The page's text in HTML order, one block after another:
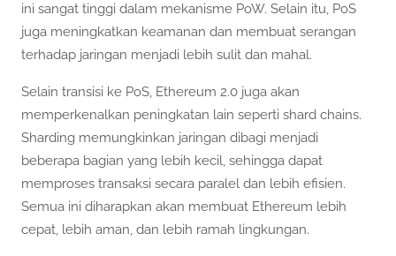
ini sangat tinggi dalam mekanisme PoW. Selain itu, PoS
juga meningkatkan keamanan dan membuat serangan
terhadap jaringan menjadi lebih sulit dan mahal.
Selain transisi ke PoS, Ethereum 2.0 juga akan
memperkenalkan peningkatan lain seperti shard chains.
Sharding memungkinkan jaringan dibagi menjadi
beberapa bagian yang lebih kecil, sehingga dapat
memproses transaksi secara paralel dan lebih efisien.
Semua ini diharapkan akan membuat Ethereum lebih
cepat, lebih aman, dan lebih ramah lingkungan.